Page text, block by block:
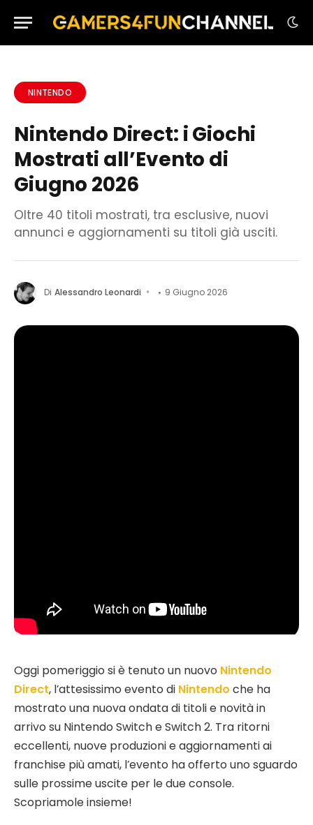
NINTENDO
Nintendo Direct: i Giochi
Mostrati all’Evento di
Giugno 2026
Oltre 40 titoli mostrati, tra esclusive, nuovi
annunci e aggiornamenti su titoli già usciti.
Di Alessandro Leonardi 9 Giugno 2026
Oggi pomeriggio si è tenuto un nuovo Nintendo
Direct, l’attesissimo evento di Nintendo che ha
mostrato una nuova ondata di titoli e novità in
arrivo su Nintendo Switch e Switch 2. Tra ritorni
eccellenti, nuove produzioni e aggiornamenti ai
franchise più amati, l’evento ha offerto uno sguardo
sulle prossime uscite per le due console.
Scopriamole insieme!